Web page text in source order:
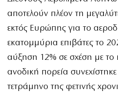
αποτελούν πλέον τη
εκτός Ευρώπης για το
εκατομμύρια επιβάτες το
αύξηση 12% σε σχέση με το
ανοδική πορεία
τετράμηνο της φετινής